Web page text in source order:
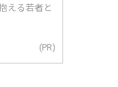
える若者と
(PR)